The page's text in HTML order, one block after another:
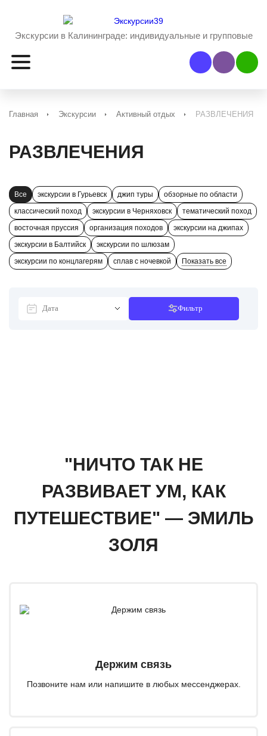
Экскурсии в Калининграде: индивидуальные и групповые
Наш ViberНаш
Главная Экскурсии Активный отдых РАЗВЛЕЧЕНИЯ
РАЗВЛЕЧЕНИЯ
Все экскурсии в Гурьевск джип туры
обзорные по области
классический поход
экскурсии в Черняховск
тематический поход
восточная пруссия
организация походов
экскурсии на джипах
экскурсии в Балтийск
экскурсии по шлюзам
экскурсии по концлагерям
сплав с ночевкой Показать все
Фильтр
"НИЧТО ТАК НЕ
РАЗВИВАЕТ УМ, КАК
ПУТЕШЕСТВИЕ" — ЭМИЛЬ
ЗОЛЯ
Держим связь
Позвоните нам или напишите в любых мессенджерах.